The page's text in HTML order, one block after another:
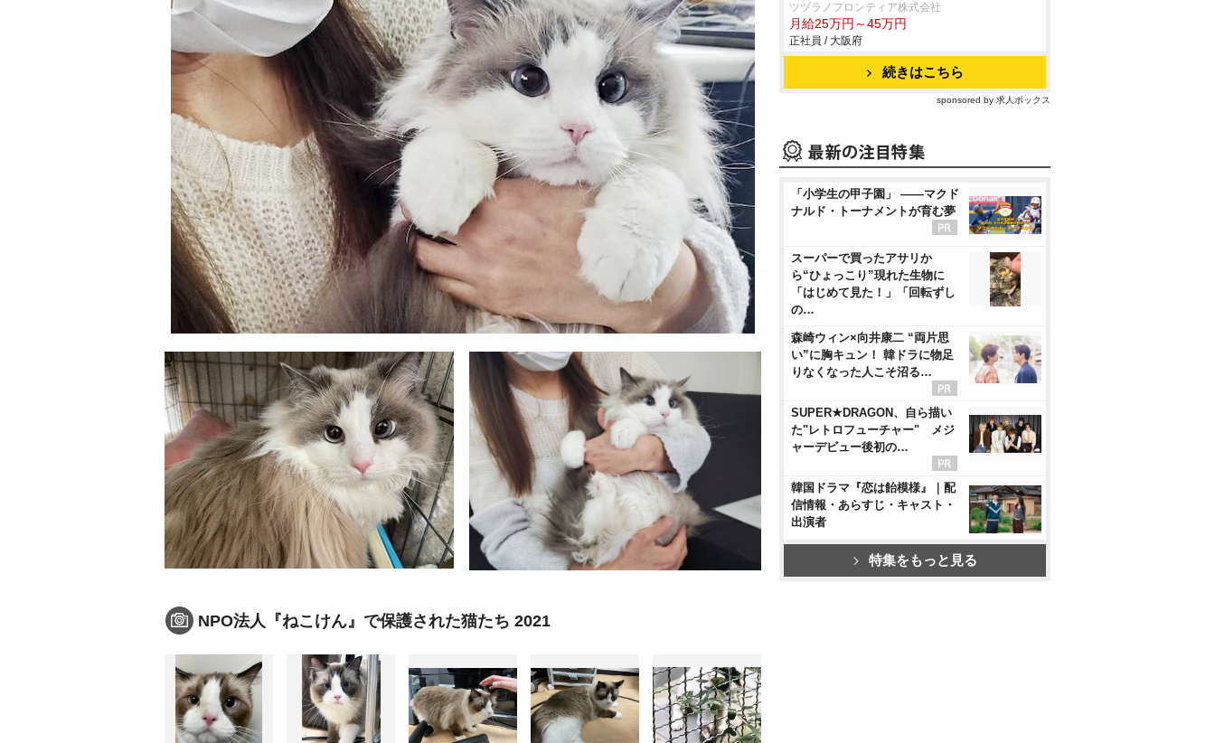
NPO法人『ねこけん』で保護された猫たち 2021
ツヅラノフロンティア株式会社
月給25万円～45万円
正社員 / 大阪府
続きはこちら
sponsored by 求人ボックス
「小学生の甲子園」 ――マクド
ナルド・トーナメントが育む夢
スーパーで買ったアサリか
ら“ひょっこり”現れた生物に
「はじめて見た！」「回転ずし
の…
森崎ウィン×向井康二 “両片思
い”に胸キュン！ 韓ドラに物足
りなくなった人こそ沼る…
SUPER★DRAGON、自ら描い
た"レトロフューチャー" メジ
ャーデビュー後初の…
韓国ドラマ『恋は飴模様』｜配
信情報・あらすじ・キャスト・
出演者
特集をもっと見る